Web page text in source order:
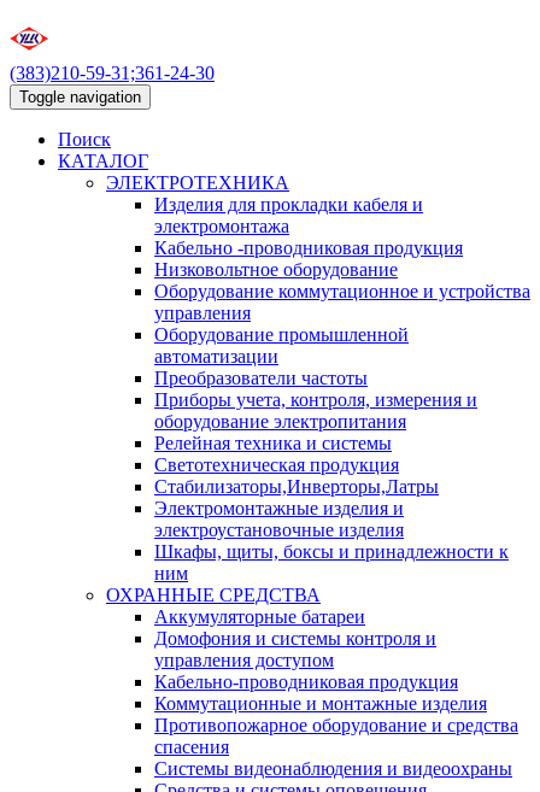
(383)210-59-31;361-24-30
Toggle navigation
Поиск
КАТАЛОГ
ЭЛЕКТРОТЕХНИКА
Изделия для прокладки кабеля и
электромонтажа
Кабельно -проводниковая продукция
Низковольтное оборудование
Оборудование коммутационное и устройства
управления
Оборудование промышленной
автоматизации
Преобразователи частоты
Приборы учета, контроля, измерения и
оборудование электропитания
Релейная техника и системы
Светотехническая продукция
Стабилизаторы,Инверторы,Латры
Электромонтажные изделия и
электроустановочные изделия
Шкафы, щиты, боксы и принадлежности к
ним
ОХРАННЫЕ СРЕДСТВА
Аккумуляторные батареи
Домофония и системы контроля и
управления доступом
Кабельно-проводниковая продукция
Коммутационные и монтажные изделия
Противопожарное оборудование и средства
спасения
Системы видеонаблюдения и видеоохраны